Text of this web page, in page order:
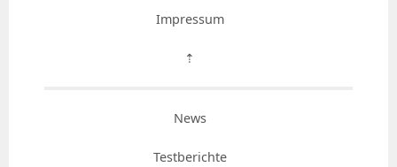
Impressum
⇡
News
Testberichte